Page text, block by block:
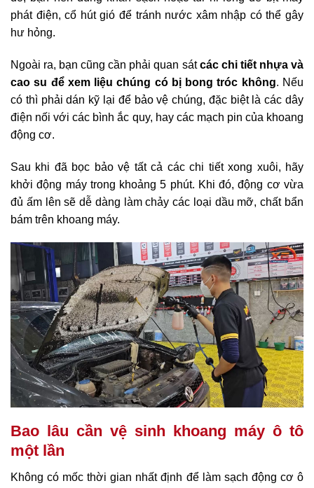
phát điện, cổ hút gió để tránh nước xâm nhập có thể gây
hư hỏng.
Ngoài ra, bạn cũng cần phải quan sátcác chi tiết nhựa và
cao su để xem liệu chúng có bị bong tróc không. Nếu
có thì phải dán kỹ lại để bảo vệ chúng, đặc biệt là các dây
điện nối với các bình ắc quy, hay các mạch pin của khoang
động cơ.
Sau khi đã bọc bảo vệ tất cả các chi tiết xong xuôi, hãy
khởi động máy trong khoảng 5 phút. Khi đó, động cơ vừa
đủ ấm lên sẽ dễ dàng làm chảy các loại dầu mỡ, chất bẩn
bám trên khoang máy.
Bao lâu cần vệ sinh khoang máy ô tô
một lần
Không có mốc thời gian nhất định để làm sạch động cơ ô